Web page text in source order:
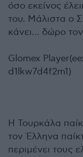
όσο εκείνος
του. Μάλιστα ο
κάνει... δώρο
Glomex
d1lkw7d4f2m1)
Η Τουρκάλα
τον Έλληνα
περιμένει τους